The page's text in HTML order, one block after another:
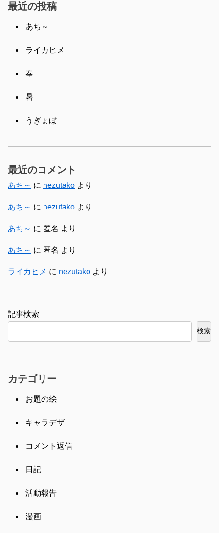
最近の投稿
あち～
ライカヒメ
奉
暑
うぎょぼ
最近のコメント
あち～ に nezutako より
あち～ に nezutako より
あち～ に 匿名 より
あち～ に 匿名 より
ライカヒメ に nezutako より
検索
検索
カテゴリー
お題の絵
キャラデザ
コメント返信
日記
活動報告
漫画